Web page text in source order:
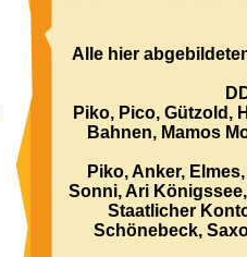
Alle hier
Piko, Pico, Gützold,
Bahnen, Mamos
Piko, Anker,
Sonni, Ari
Staatlicher
Schönebeck,